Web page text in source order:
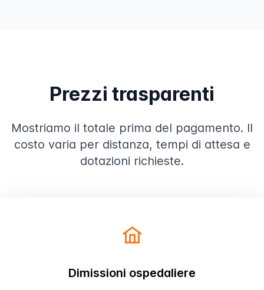
Prezzi trasparenti
Mostriamo il totale prima del pagamento. Il
costo varia per distanza, tempi di attesa e
dotazioni richieste.
Dimissioni ospedaliere